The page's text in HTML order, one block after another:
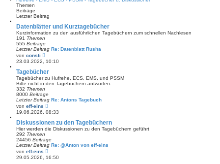
s
e
i
a
Themen
Beiträge
Letzter Beitrag
Datenblätter und Kurztagebücher
Kurzinformation zu den ausführlichen Tagebüchern zum schnellen Nachlesen
191 Themen
555 Beiträge
Letzter Beitrag Re: Datenblatt Rusha
von consti
e
u
e
s
t
e
B
e
t
a
g
23.03.2022, 10:10
Tagebücher
Tagebücher zu Hufrehe, ECS, EMS, und PSSM
Bitte nicht in den Tagebüchern antworten.
332 Themen
8000 Beiträge
Letzter Beitrag Re: Antons Tagebuch
von eff-eins
e
u
e
s
t
r
B
i
19.06.2026, 08:33
Diskussionen zu den Tagebüchern
Hier werden die Diskussionen zu den Tagebüchern geführt
292 Themen
24456 Beiträge
Letzter Beitrag Re: @Anton von eff-eins
von eff-eins
e
u
29.05.2026, 16:50